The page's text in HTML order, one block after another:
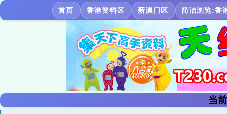
首页 香港资料区 新澳门区 简洁浏览:香
当